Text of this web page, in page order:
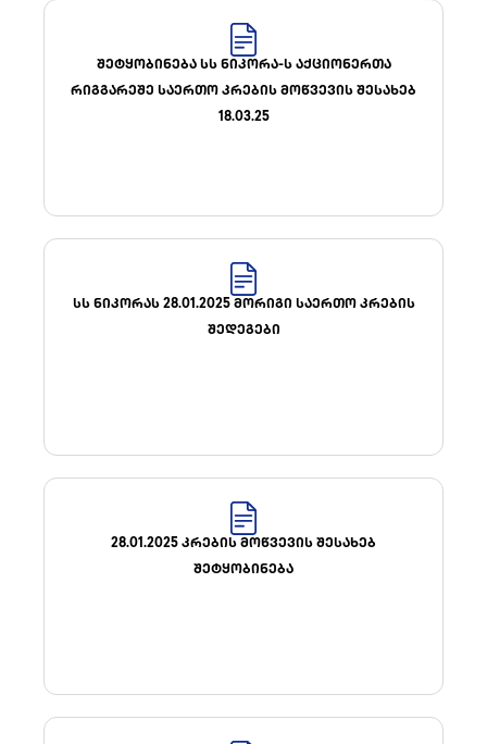
ᲨᲔᲢᲧᲝᲑᲘᲜᲔᲑᲐ ᲡᲡ ᲜᲘᲙᲝᲠᲐ-Ს ᲐᲥᲪᲘᲝᲜᲔᲠᲗᲐ
ᲠᲘᲒᲒᲐᲠᲔᲨᲔ ᲡᲐᲔᲠᲗᲝ ᲙᲠᲔᲑᲘᲡ ᲛᲝᲬᲕᲔᲕᲘᲡ ᲨᲔᲡᲐᲮᲔᲑ
18.03.25
ᲡᲡ ᲜᲘᲙᲝᲠᲐᲡ 28.01.2025 ᲛᲝᲠᲘᲒᲘ ᲡᲐᲔᲠᲗᲝ ᲙᲠᲔᲑᲘᲡ
ᲨᲔᲓᲔᲒᲔᲑᲘ
28.01.2025 ᲙᲠᲔᲑᲘᲡ ᲛᲝᲬᲕᲔᲕᲘᲡ ᲨᲔᲡᲐᲮᲔᲑ
ᲨᲔᲢᲧᲝᲑᲘᲜᲔᲑᲐ